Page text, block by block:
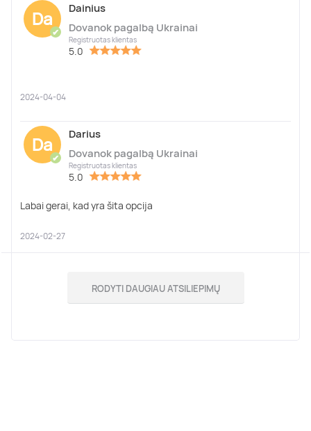
Da
✔
Dainius
Dovanok pagalbą Ukrainai
Registruotas klientas
5.0
2024-04-04
Da
✔
Darius
Dovanok pagalbą Ukrainai
Registruotas klientas
5.0
Labai gerai, kad yra šita opcija
2024-02-27
RODYTI DAUGIAU ATSILIEPIMŲ